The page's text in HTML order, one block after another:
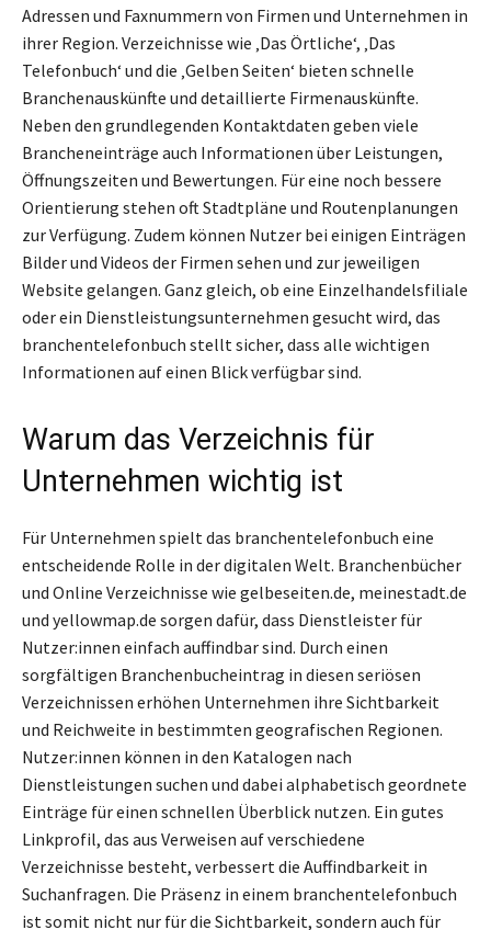
Adressen und Faxnummern von Firmen und Unternehmen in
ihrer Region. Verzeichnisse wie ‚Das Örtliche‘, ‚Das
Telefonbuch‘ und die ‚Gelben Seiten‘ bieten schnelle
Branchenauskünfte und detaillierte Firmenauskünfte.
Neben den grundlegenden Kontaktdaten geben viele
Brancheneinträge auch Informationen über Leistungen,
Öffnungszeiten und Bewertungen. Für eine noch bessere
Orientierung stehen oft Stadtpläne und Routenplanungen
zur Verfügung. Zudem können Nutzer bei einigen Einträgen
Bilder und Videos der Firmen sehen und zur jeweiligen
Website gelangen. Ganz gleich, ob eine Einzelhandelsfiliale
oder ein Dienstleistungsunternehmen gesucht wird, das
branchentelefonbuch stellt sicher, dass alle wichtigen
Informationen auf einen Blick verfügbar sind.
Warum das Verzeichnis für
Unternehmen wichtig ist
Für Unternehmen spielt das branchentelefonbuch eine
entscheidende Rolle in der digitalen Welt. Branchenbücher
und Online Verzeichnisse wie gelbeseiten.de, meinestadt.de
und yellowmap.de sorgen dafür, dass Dienstleister für
Nutzer:innen einfach auffindbar sind. Durch einen
sorgfältigen Branchenbucheintrag in diesen seriösen
Verzeichnissen erhöhen Unternehmen ihre Sichtbarkeit
und Reichweite in bestimmten geografischen Regionen.
Nutzer:innen können in den Katalogen nach
Dienstleistungen suchen und dabei alphabetisch geordnete
Einträge für einen schnellen Überblick nutzen. Ein gutes
Linkprofil, das aus Verweisen auf verschiedene
Verzeichnisse besteht, verbessert die Auffindbarkeit in
Suchanfragen. Die Präsenz in einem branchentelefonbuch
ist somit nicht nur für die Sichtbarkeit, sondern auch für